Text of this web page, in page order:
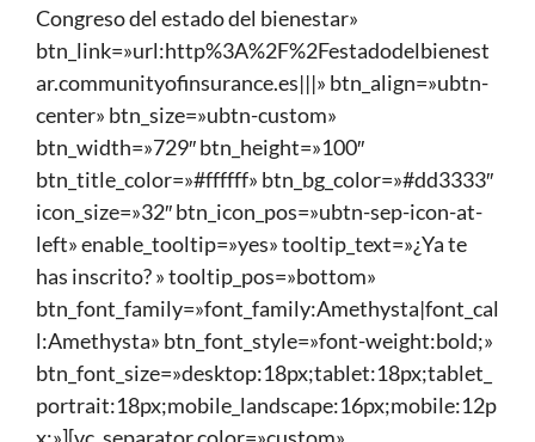
Congreso del estado del bienestar»
btn_link=»url:http%3A%2F%2Festadodelbienest
ar.communityofinsurance.es|||» btn_align=»ubtn-
center» btn_size=»ubtn-custom»
btn_width=»729″ btn_height=»100″
btn_title_color=»#ffffff» btn_bg_color=»#dd3333″
icon_size=»32″ btn_icon_pos=»ubtn-sep-icon-at-
left» enable_tooltip=»yes» tooltip_text=»¿Ya te
has inscrito? » tooltip_pos=»bottom»
btn_font_family=»font_family:Amethysta|font_cal
l:Amethysta» btn_font_style=»font-weight:bold;»
btn_font_size=»desktop:18px;tablet:18px;tablet_
portrait:18px;mobile_landscape:16px;mobile:12p
x;»][vc_separator color=»custom»